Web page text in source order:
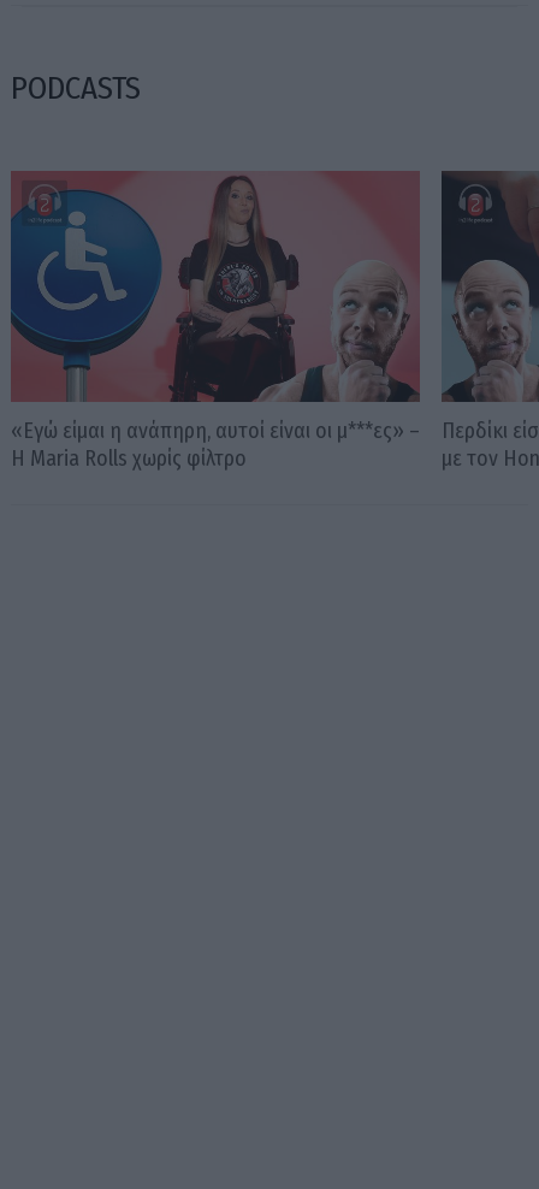
PODCASTS
«Εγώ είμαι η ανάπηρη, αυτοί είναι οι μ***ες» –
Η Maria Rolls χωρίς φίλτρο
Περδίκι
με τον